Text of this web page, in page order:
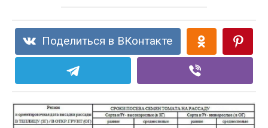
Поделиться в ВКонтакте